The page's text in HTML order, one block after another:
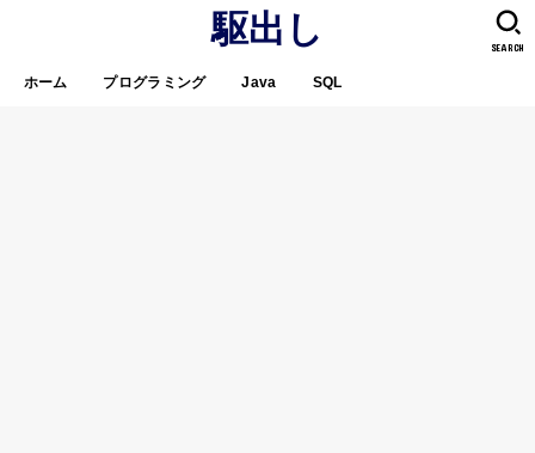
駆出し
ホーム プログラミング Java SQL
SEARCH